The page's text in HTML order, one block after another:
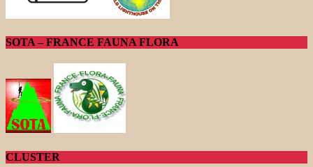
SOTA – FRANCE FAUNA FLORA
CLUSTER